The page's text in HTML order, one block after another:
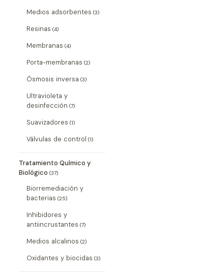
Medios adsorbentes (3)
Resinas (4)
Membranas (4)
Porta-membranas (2)
Ósmosis inversa (3)
Ultravioleta y
desinfección (7)
Suavizadores (1)
Válvulas de control (1)
Tratamiento Químico y
Biológico (37)
Biorremediación y
bacterias (25)
Inhibidores y
antiincrustantes (7)
Medios alcalinos (2)
Oxidantes y biocidas (3)